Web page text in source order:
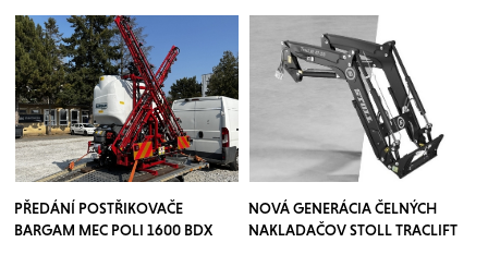
PŘEDÁNÍ POSTŘIKOVAČE
BARGAM MEC POLI 1600 BDX
NOVÁ GENERÁCIA ČELNÝCH
NAKLADAČOV STOLL TRACLIFT